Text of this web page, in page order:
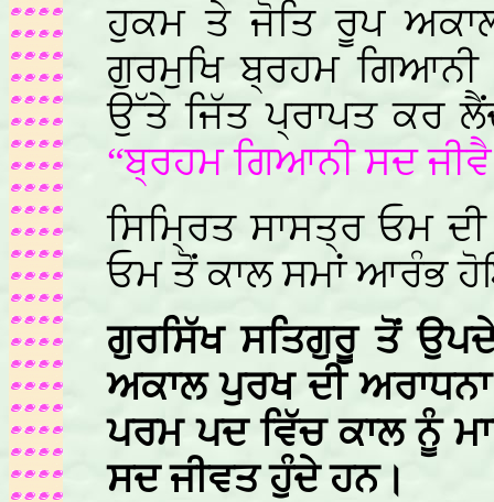
ਹੁਕਮ ਤੇ ਜੋਤਿ ਰੂਪ
ਗੁਰਮੁਖਿ ਬ੍ਰਹਮ
ਉੱਤੇ ਜਿੱਤ ਪ੍ਰਾਪਤ ਕਰ
“ਬ੍ਰਹਮ ਗਿਆਨੀ ਸਦ ਜੀਵੈ
ਸਿਮ੍ਰਿਤ ਸਾਸਤ੍ਰ ਓਮ
ਓਮ ਤੋਂ ਕਾਲ ਸਮਾਂ ਆਰੰਭ
ਗੁਰਸਿੱਖ ਸਤਿਗੁਰੂ ਤੋਂ
ਅਕਾਲ ਪੁਰਖ ਦੀ
ਪਰਮ ਪਦ ਵਿੱਚ ਕਾਲ ਨੂੰ
ਸਦ ਜੀਵਤ ਹੁੰਦੇ ਹਨ।